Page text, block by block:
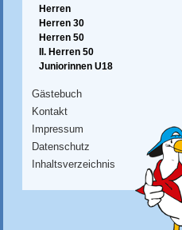
Herren
Herren 30
Herren 50
II. Herren 50
Juniorinnen U18
Gästebuch
Kontakt
Impressum
Datenschutz
Inhaltsverzeichnis